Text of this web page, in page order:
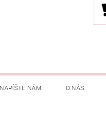
NAPÍŠTE NÁM O NÁS